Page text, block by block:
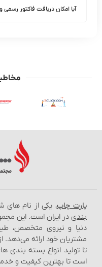
امکان دریافت فاکتور رسمی وجود دارد؟
مخاطبین
، یکی از نام‌ های
در ایران است. این مجموعه با
و نیروی متخصص، طیف
خود ارائه می‌دهد. از چاپ
انواع بسته‌ بندی‌ های
بهترین کیفیت و خدمات را به